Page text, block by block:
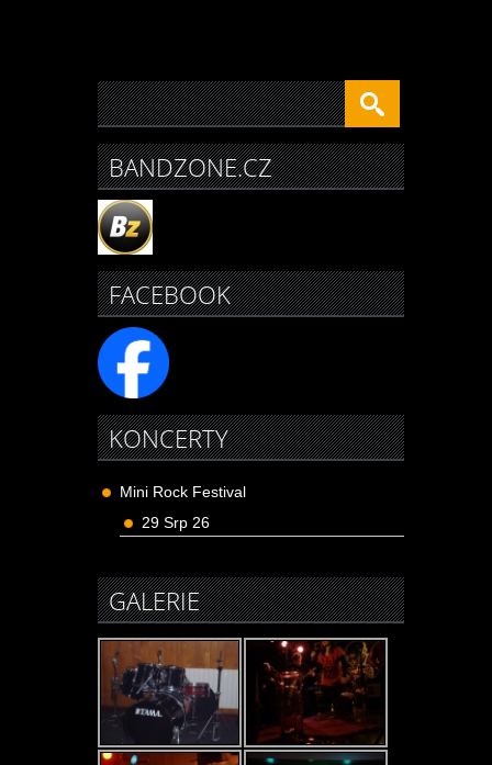
BANDZONE.CZ
FACEBOOK
KONCERTY
Mini Rock Festival
29 Srp 26
GALERIE